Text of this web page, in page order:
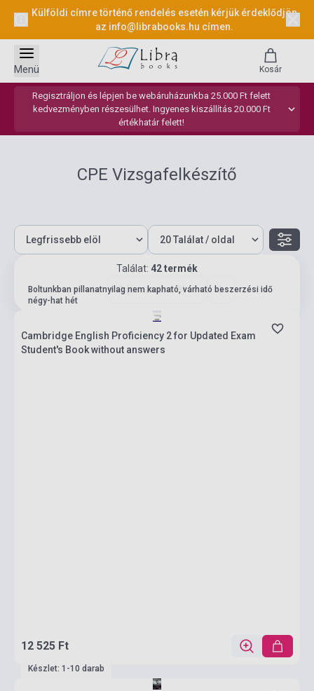
Külföldi címre történő rendelés esetén kérjük érdeklődjön
az info@librabooks.hu címen.
Regisztráljon és lépjen be webáruházunkba 25.000 Ft felett
kedvezményben részesülhet. Ingyenes kiszállítás 20.000 Ft
értékhatár felett!
Menü Kosár
CPE Vizsgafelkészítő
Találat: 42 termék
1 (összesen: 3)
Boltunkban pillanatnyilag nem kapható, várható beszerzési idő
négy-hat hét
Cambridge English Proficiency 2 for Updated Exam
Student's Book without answers
12 525 Ft
Készlet: 1-10 darab